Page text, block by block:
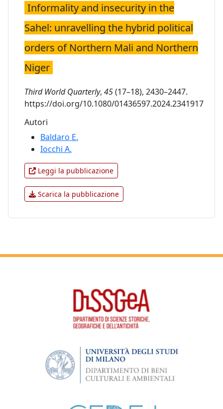
Informality and insecurity in the
Sahel: unravelling the hybrid political
orders of Northern Mali and Northern
Niger
Third World Quarterly, 45(17–18), 2430–2447.
https://doi.org/10.1080/01436597.2024.2341917
Autori
Baldaro E.
Iocchi A.
Leggi la pubblicazione
Scarica la pubblicazione